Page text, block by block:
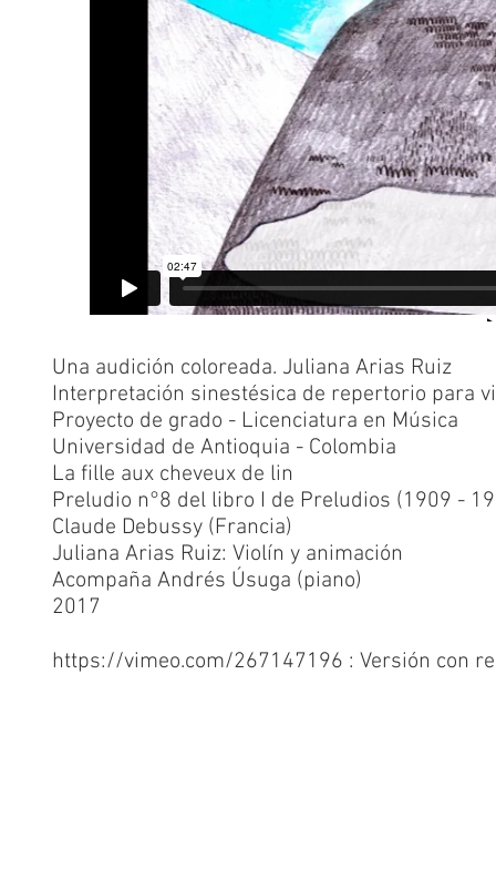
Una audición coloreada. Juliana Arias Ruiz
Interpretación sinestésica de repertorio para
Proyecto de grado - Licenciatura en Música
Universidad de Antioquia - Colombia
La fille aux cheveux de lin
Preludio n°8 del libro I de Preludios (1909 -
Claude Debussy (Francia)
Juliana Arias Ruiz: Violín y animación
Acompaña Andrés Úsuga (piano)
2017
https://vimeo.com/267147196 : Versión con